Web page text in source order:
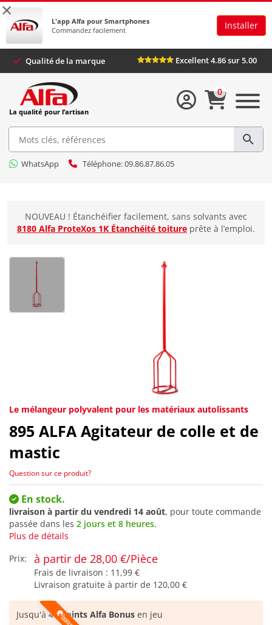
×
L'app Alfa pour Smartphones
Commandez facilement
Installer
Qualité de la marque Excellent 4.86 sur 5.00
La qualité pour l’artisan
WhatsApp Téléphone: 09.86.87.86.05
0
NOUVEAU ! Étanchéifier facilement, sans solvants avec
8180 Alfa ProteXos 1K Étanchéité toiture prête à l’emploi.
Le mélangeur polyvalent pour les matériaux autolissants
895 ALFA Agitateur de colle et de
mastic
Question sur ce produit?
En stock.
livraison à partir du vendredi 14 août, pour toute commande
passée dans les 2 jours et 8 heures.
Plus de détails
Prix:
à partir de 28,00 €/Pièce
Frais de livraison : 11,99 €
Livraison gratuite à partir de 120,00 €
Jusqu'à46 points Alfa Bonus en jeu